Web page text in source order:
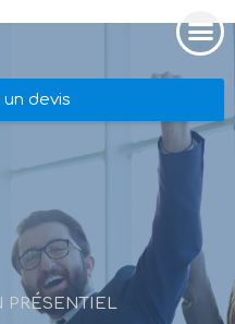
devis
PRÉSENTIEL